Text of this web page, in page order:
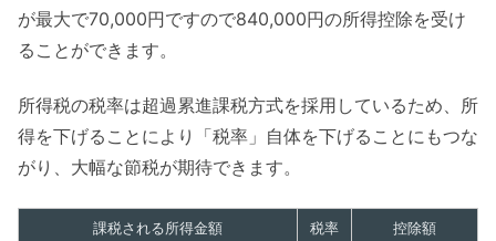
が最大で70,000円ですので840,000円の所得控除を受け
ることができます。
所得税の税率は超過累進課税方式を採用しているため、所
得を下げることにより「税率」自体を下げることにもつな
がり、大幅な節税が期待できます。
課税される所得金額 税率 控除額